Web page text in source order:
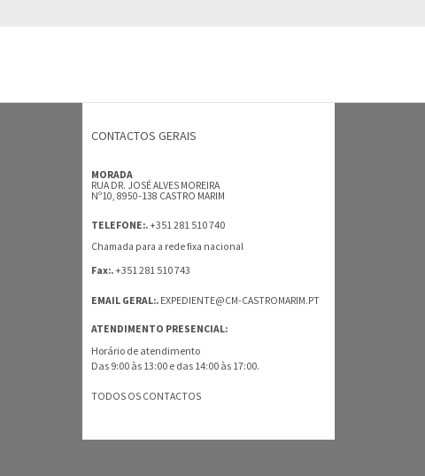
CONTACTOS GERAIS
MORADA
RUA DR. JOSÉ ALVES MOREIRA
Nº10, 8950-138 CASTRO MARIM
TELEFONE:.+351 281 510 740
Chamada para a rede fixa nacional
Fax:.+351 281 510 743
EMAIL GERAL:. EXPEDIENTE@CM-CASTROMARIM.PT
ATENDIMENTO PRESENCIAL:
Horário de atendimento
Das 9:00 às 13:00 e das 14:00 às 17:00.
TODOS OS CONTACTOS